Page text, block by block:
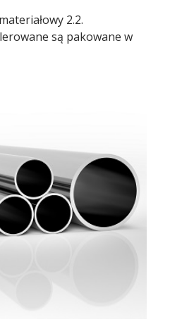
2.2.
są pakowane w